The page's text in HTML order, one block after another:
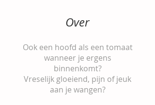
Over
Ook een hoofd als een tomaat
wanneer je ergens
binnenkomt?
Vreselijk gloeiend, pijn of jeuk
aan je wangen?